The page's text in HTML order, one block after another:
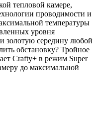
тепловой камере,
проводимости и
температуры
уровня
золотую середину любой
обстановку? Тройное
Crafty+ в режим Super
до максимальной